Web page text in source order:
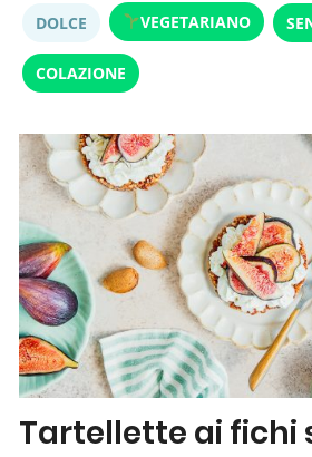
DOLCE VEGETARIANO
COLAZIONE
Tartellette ai fichi